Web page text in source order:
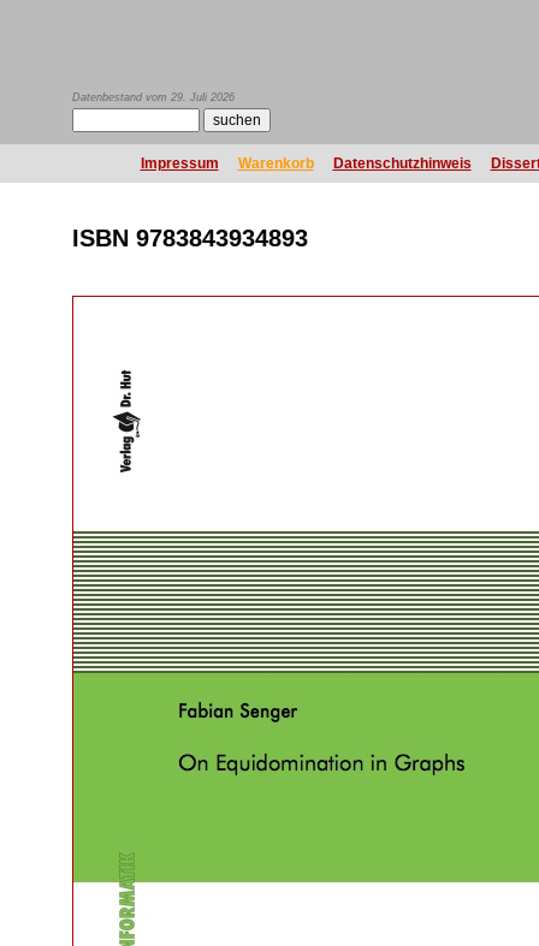
Datenbestand vom 29. Juli 2026
Impressum Warenkorb Datenschutzhinweis
ISBN 9783843934893